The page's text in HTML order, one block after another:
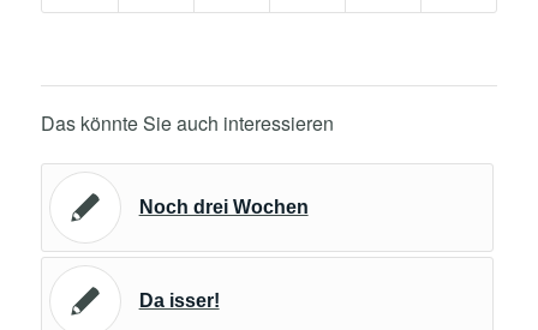
Das könnte Sie auch interessieren
Noch drei Wochen
Da isser!